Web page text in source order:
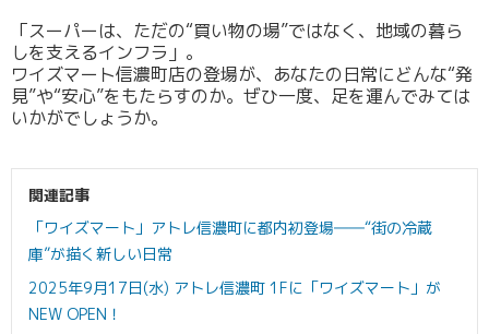
「スーパーは、ただの“買い物の場”ではなく、地域の暮ら
しを支えるインフラ」。
ワイズマート信濃町店の登場が、あなたの日常にどんな“発
見”や“安心”をもたらすのか。ぜひ一度、足を運んでみては
いかがでしょうか。
関連記事
「ワイズマート」アトレ信濃町に都内初登場――“街の冷蔵
庫”が描く新しい日常
2025年9月17日(水) アトレ信濃町 1Fに「ワイズマート」が
NEW OPEN！